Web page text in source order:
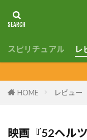
スピリチュアル レ
HOME レビュー
映画『52ヘル